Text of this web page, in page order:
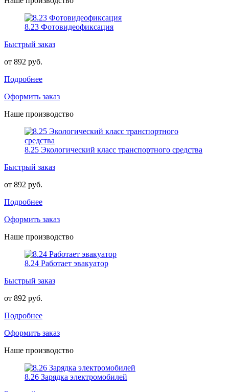
8.23 Фотовидеофиксация
Быстрый заказ
от 892 руб.
Подробнее
Оформить заказ
Наше производство
8.25 Экологический класс транспортного средства
Быстрый заказ
от 892 руб.
Подробнее
Оформить заказ
Наше производство
8.24 Работает эвакуатор
Быстрый заказ
от 892 руб.
Подробнее
Оформить заказ
Наше производство
8.26 Зарядка электромобилей